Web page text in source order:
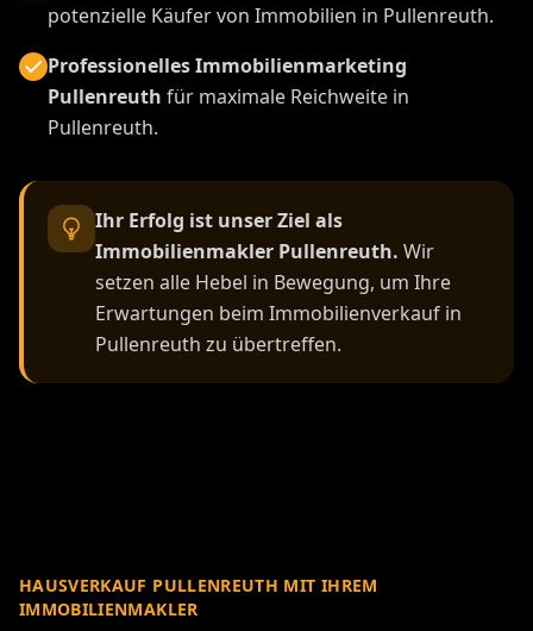
potenzielle Käufer von Immobilien in Pullenreuth.
Professionelles Immobilienmarketing
Pullenreuth für maximale Reichweite in
Pullenreuth.
Ihr Erfolg ist unser Ziel als
Immobilienmakler Pullenreuth. Wir
setzen alle Hebel in Bewegung, um Ihre
Erwartungen beim Immobilienverkauf in
Pullenreuth zu übertreffen.
HAUSVERKAUF PULLENREUTH MIT IHREM
IMMOBILIENMAKLER